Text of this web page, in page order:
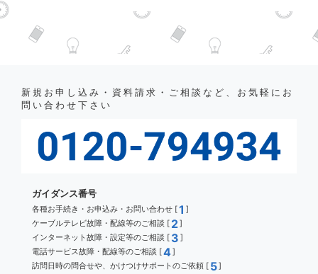
新規お申し込み・資料請求・ご相談など、お気軽にお
問い合わせ下さい
ガイダンス番号
各種お手続き・お申込み・お問い合わせ [1 ]
ケーブルテレビ故障・配線等のご相談 [ 2]
インターネット故障・設定等のご相談 [ 3 ]
電話サービス故障・配線等のご相談 [4]
訪問日時の問合せや、かけつけサポートのご依頼 [ 5]